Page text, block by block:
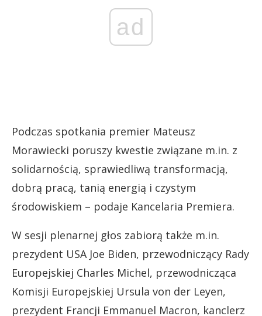
ad
Podczas spotkania premier Mateusz
Morawiecki poruszy kwestie związane m.in. z
solidarnością, sprawiedliwą transformacją,
dobrą pracą, tanią energią i czystym
środowiskiem – podaje Kancelaria Premiera.
W sesji plenarnej głos zabiorą także m.in.
prezydent USA Joe Biden, przewodniczący Rady
Europejskiej Charles Michel, przewodnicząca
Komisji Europejskiej Ursula von der Leyen,
prezydent Francji Emmanuel Macron, kanclerz